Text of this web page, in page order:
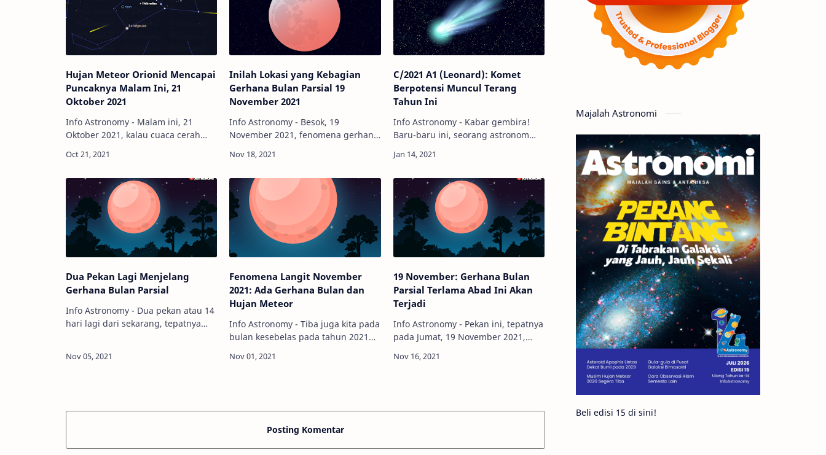
Hujan Meteor Orionid Mencapai
Puncaknya Malam Ini, 21
Oktober 2021
Info Astronomy - Malam ini, 21
Oktober 2021, kalau cuaca cerah
polusi cahaya, kamu berkesempatan
yang sedan…
Inilah Lokasi yang Kebagian
Gerhana Bulan Parsial 19
November 2021
Info Astronomy - Besok, 19
November 2021, fenomena gerhana
sudah tahukah kamu apakah
mengamati gerhana ini atau tid…
C/2021 A1 (Leonard): Komet
Berpotensi Muncul Terang
Tahun Ini
Info Astronomy - Kabar gembira!
Baru-baru ini, seorang astronom
yang berpotensi menjadi komet
Bagaimana dan kapa…
Dua Pekan Lagi Menjelang
Gerhana Bulan Parsial
Info Astronomy - Dua pekan atau 14
hari lagi dari sekarang, tepatnya
Fenomena apa itu? Bisakah diamati
Fenomena Langit November
2021: Ada Gerhana Bulan dan
Hujan Meteor
Info Astronomy - Tiba juga kita pada
bulan kesebelas pada tahun 2021
mulai memasuki musim hujan,
19 November: Gerhana Bulan
Parsial Terlama Abad Ini Akan
Terjadi
Info Astronomy - Pekan ini, tepatnya
pada Jumat, 19 November 2021,
mencapai kesejajaran yang hampir
Posting Komentar
Premium Komet
Penelitian
Satelit
Aurora Supernova
Nebula Sponsored
Matahari Mars
Planet Katai Featured
GMT 2016 History
Hoax Bima Sakti
Meteor Gerhana
Komet ISON Jupiter
Planet Kerdil Bumi
Pengetahuan Berita
Majalah Astronomi
Beli edisi 15 di sini!